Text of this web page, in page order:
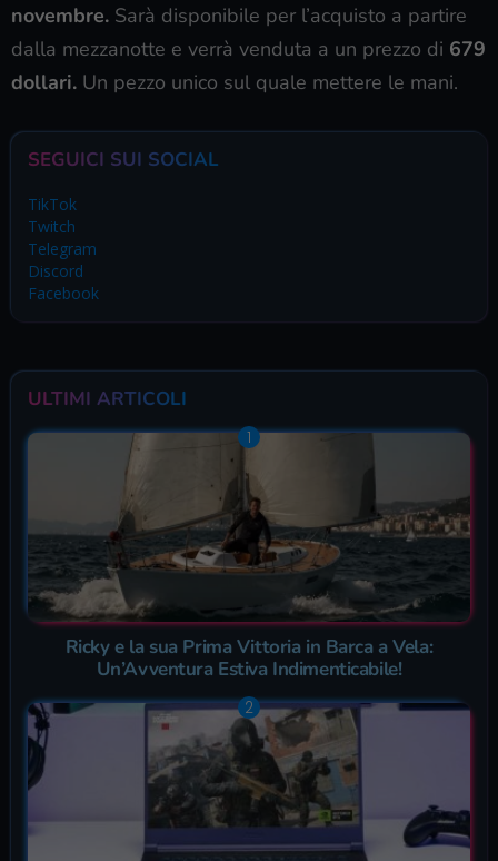
novembre. Sarà disponibile per l’acquisto a partire
dalla mezzanotte e verrà venduta a un prezzo di 679
dollari. Un pezzo unico sul quale mettere le mani.
SEGUICI SUI SOCIAL
TikTok
Twitch
Telegram
Discord
Facebook
ULTIMI ARTICOLI
Ricky e la sua Prima Vittoria in Barca a Vela:
Un’Avventura Estiva Indimenticabile!